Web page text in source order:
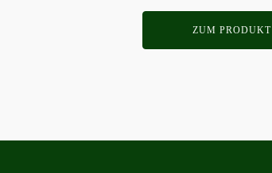
ZUM PRODUKT
werden